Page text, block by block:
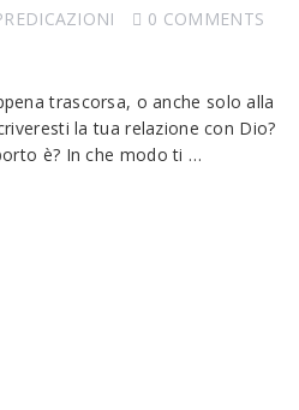
0 COMMENTS
trascorsa, o anche solo alla
la tua relazione con Dio?
è? In che modo ti …